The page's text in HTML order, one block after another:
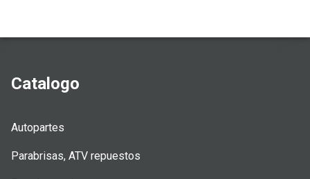
Catalogo
Autopartes
Parabrisas, ATV repuestos